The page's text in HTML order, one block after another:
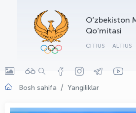
O‘zbekiston
Qo‘mitasi
CITIUS ALTIUS
Bosh sahifa Yangiliklar
OLYMPCHIK AI - yordamchi
Onlayn · olympic.uz